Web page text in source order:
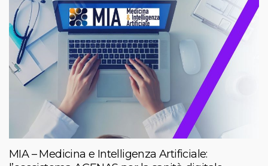
MIA – Medicina e Intelligenza Artificiale: